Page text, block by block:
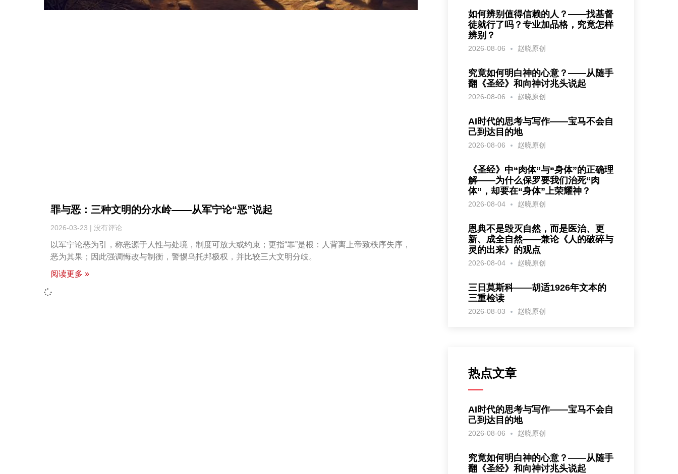
罪与恶：三种文明的分水岭——从军宁论“恶”说起
2026-03-23 没有评论
以军宁论恶为引，称恶源于人性与处境，制度可放大或约束；更指“罪”是根：人背离上帝致秩序失序，
恶为其果；因此强调悔改与制衡，警惕乌托邦极权，并比较三大文明分歧。
阅读更多 »
如何辨别值得信赖的人？——找基督
徒就行了吗？专业加品格，究竟怎样
辨别？
2026-08-06 赵晓原创
究竟如何明白神的心意？——从随手
翻《圣经》和向神讨兆头说起
2026-08-06 赵晓原创
AI时代的思考与写作——宝马不会自
己到达目的地
2026-08-06 赵晓原创
《圣经》中“肉体”与“身体”的正确理
解——为什么保罗要我们治死“肉
体”，却要在“身体”上荣耀神？
2026-08-04 赵晓原创
恩典不是毁灭自然，而是医治、更
新、成全自然——兼论《人的破碎与
灵的出来》的观点
2026-08-04 赵晓原创
三日莫斯科——胡适1926年文本的
三重检读
2026-08-03 赵晓原创
热点文章
AI时代的思考与写作——宝马不会自
己到达目的地
2026-08-06 赵晓原创
究竟如何明白神的心意？——从随手
翻《圣经》和向神讨兆头说起